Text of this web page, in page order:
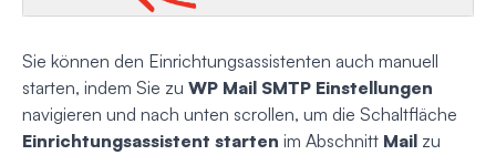
Sie können den Einrichtungsassistenten auch manuell
starten, indem Sie zu WP Mail SMTP Einstellungen
navigieren und nach unten scrollen, um die Schaltfläche
Einrichtungsassistent starten im Abschnitt Mail zu